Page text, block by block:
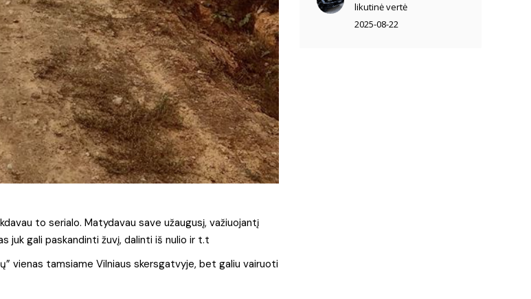
to serialo. Matydavau save užaugusį, važiuojantį
juk gali paskandinti žuvį, dalinti iš nulio ir t.t
vienas tamsiame Vilniaus skersgatvyje, bet galiu vairuoti
likutinė vertė
2025-08-22